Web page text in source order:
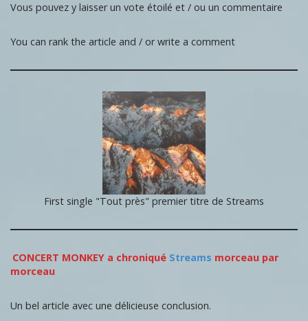
Vous pouvez y laisser un vote étoilé et / ou un commentaire
You can rank the article and / or write a comment
First single "Tout près" premier titre de Streams
CONCERT MONKEY a chroniqué Streams morceau par
morceau
Un bel article avec une délicieuse conclusion.